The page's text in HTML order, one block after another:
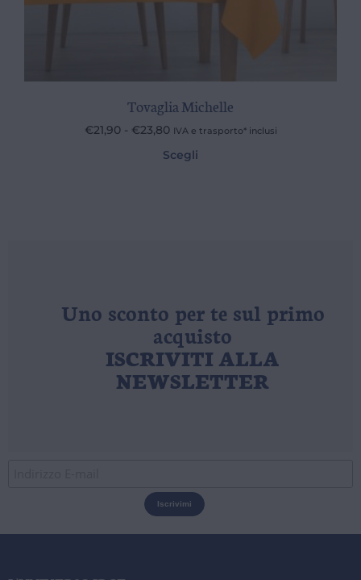
Tovaglia Michelle
€21,90 - €23,80 IVA e trasporto* inclusi
Scegli
Uno sconto per te sul primo
acquisto
ISCRIVITI ALLA
NEWSLETTER